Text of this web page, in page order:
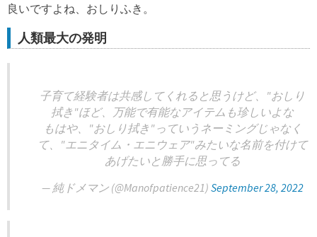
良いですよね、おしりふき。
人類最大の発明
子育て経験者は共感してくれると思うけど、"おしり
拭き"ほど、万能で有能なアイテムも珍しいよな
もはや、"おしり拭き"っていうネーミングじゃなく
て、"エニタイム・エニウェア"みたいな名前を付けて
あげたいと勝手に思ってる
— 純ドメマン (@Manofpatience21) September 28, 2022